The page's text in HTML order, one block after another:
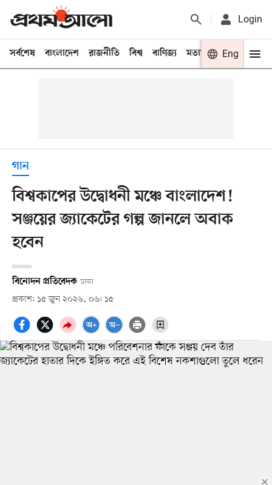
Login
সর্বশেষ বাংলাদেশ রাজনীতি বিশ্ব বাণিজ্য মতামত খেলা
Eng
গান
বিশ্বকাপের উদ্বোধনী মঞ্চে বাংলাদেশ!
সঞ্জয়ের জ্যাকেটের গল্প জানলে অবাক
হবেন
বিনোদন প্রতিবেদক ঢাকা
প্রকাশ: ১৫ জুন ২০২৬, ০৬: ১৫